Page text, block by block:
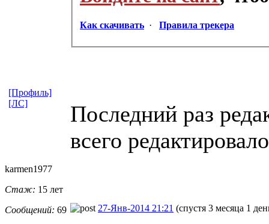
Как скачивать · Правила трекера
Последний раз
всего
[Профиль]
[ЛС]
karmen1977
Стаж: 15 лет
Сообщений: 69
27-Янв-2014 21:21 (спустя 3 месяца 1